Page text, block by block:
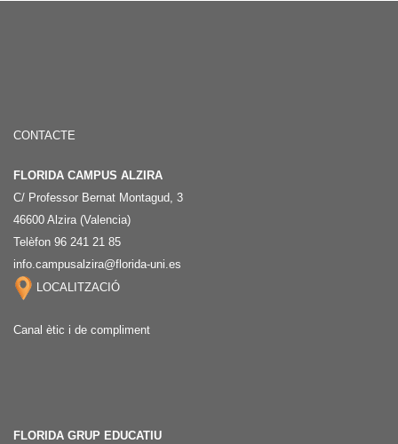
CONTACTE
FLORIDA CAMPUS ALZIRA
C/ Professor Bernat Montagud, 3
46600 Alzira (Valencia)
Telèfon 96 241 21 85
info.campusalzira@florida-uni.es
LOCALITZACIÓ
Canal ètic i de compliment
FLORIDA GRUP EDUCATIU